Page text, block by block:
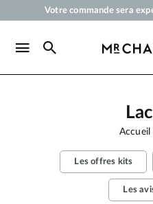
Votre commande sera
Livraison
Accueil
Les offres kits
Les